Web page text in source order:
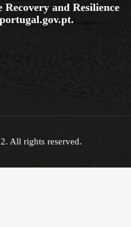
and Resilience
.pt.
All rights reserved.